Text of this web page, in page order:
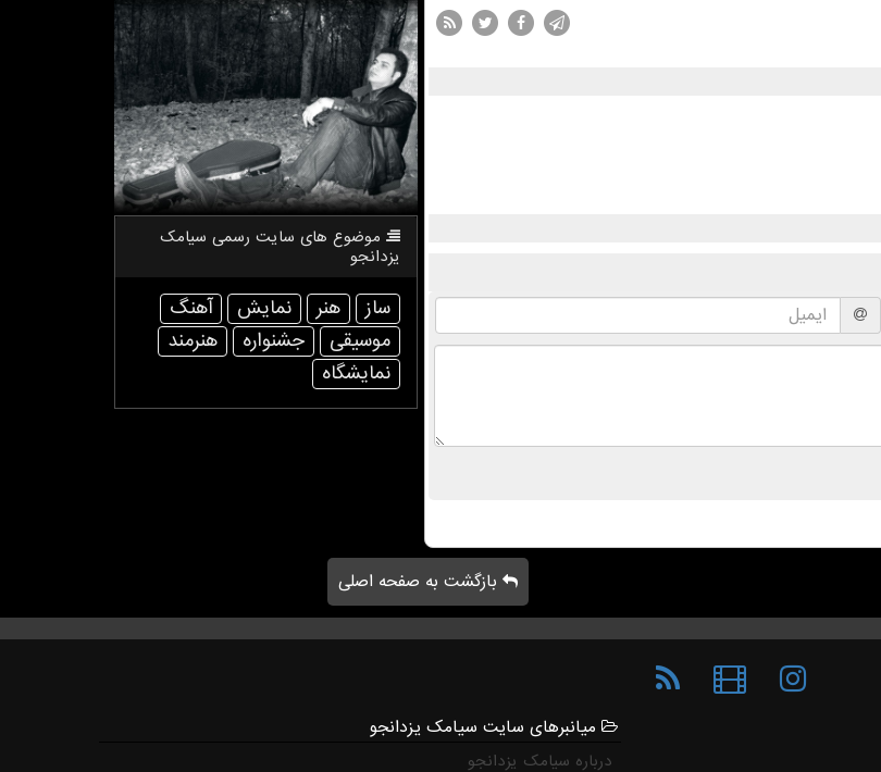
موضوع های سایت رسمی سیامك
یزدانجو
ساز هنر نمایش
آهنگ
موسیقی
جشنواره
هنرمند
نمایشگاه
بازگشت به صفحه اصلی
میانبرهای سایت سیامک یزدانجو
درباره سیامک یزدانجو